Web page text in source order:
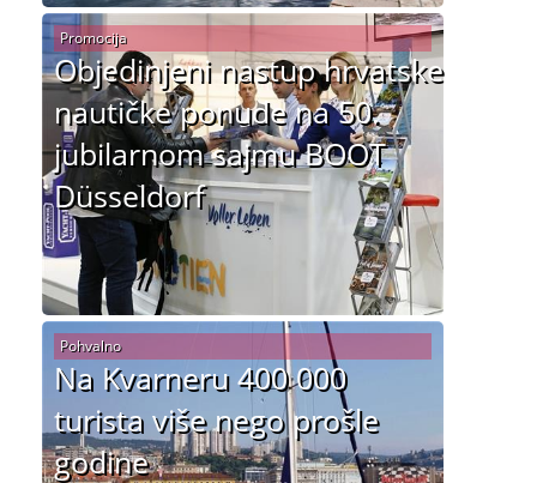
Objedinjeni nastup hrvatske
nautičke ponude na 50.
jubilarnom sajmu BOOT
Düsseldorf
Promocija
Na Kvarneru 400 000
turista više nego prošle
godine
Pohvalno